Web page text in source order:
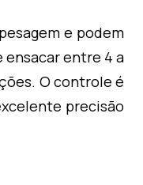
e podem
ensacar entre 4 a
O controle é
precisão